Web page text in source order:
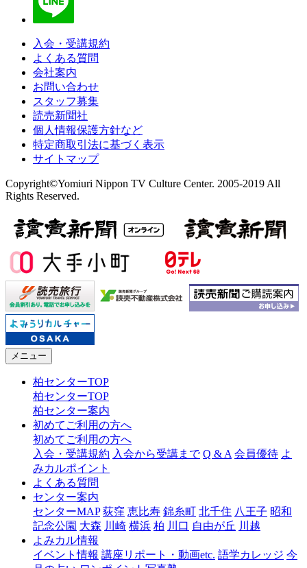
入会・受講規約
よくある質問
会社案内
お問い合わせ
スタッフ募集
読売新聞社
個人情報保護方針など
特定商取引法に基づく表示
サイトマップ
Copyright©Yomiuri Nippon TV Culture Center. 2005-2019 All
Rights Reserved.
メニュー
柏センターTOP
柏センターTOP
柏センター案内
初めてご利用の方へ
初めてご利用の方へ
入会・受講規約 入会から受講まで Q & A 会員優待 よ
みカルポイント
よくある質問
センター案内
センターMAP 荻窪 恵比寿 錦糸町 北千住 八王子 昭和
記念公園 大森 川崎 横浜 柏 川口 自由が丘 川越
よみカル情報
イベント情報 講座リポート・動画etc. 語学カレッジ 今